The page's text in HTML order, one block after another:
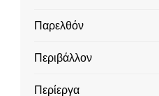
Παρελθόν
Περιβάλλον
Περίεργα